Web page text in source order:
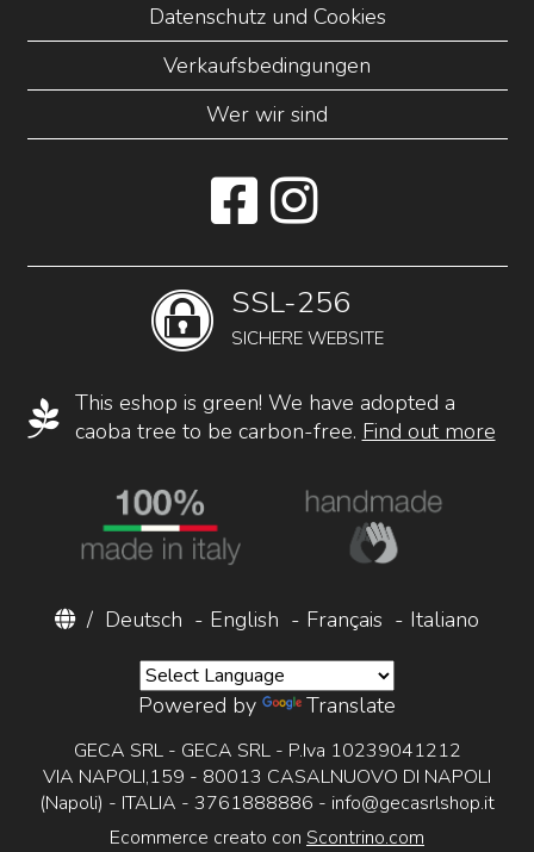
Datenschutz und Cookies
Verkaufsbedingungen
Wer wir sind
SSL-256
SICHERE WEBSITE
This eshop is green! We have adopted a
caoba tree to be carbon-free. Find out more
/ Deutsch - English - Français - Italiano
Powered by Translate
GECA SRL - GECA SRL - P.Iva 10239041212
VIA NAPOLI,159 - 80013 CASALNUOVO DI NAPOLI
(Napoli) - ITALIA - 3761888886 - info@gecasrlshop.it
Ecommerce creato con Scontrino.com